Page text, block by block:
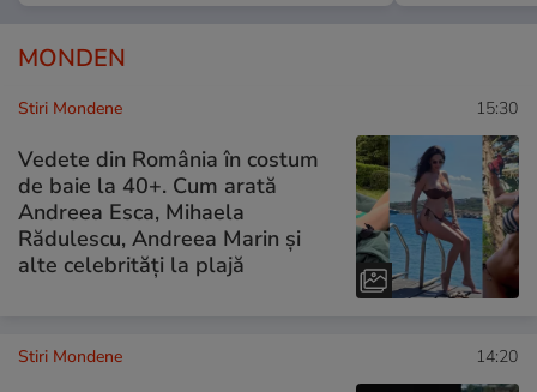
MONDEN
Stiri Mondene 15:30
Vedete din România în costum
de baie la 40+. Cum arată
Andreea Esca, Mihaela
Rădulescu, Andreea Marin și
alte celebrități la plajă
Stiri Mondene 14:20